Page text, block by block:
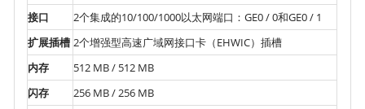
接口
2个集成的10/100/1000以太网端口：GE0 / 0和GE0 / 1
扩展插槽 2个增强型高速广域网接口卡（EHWIC）插槽
内存
512 MB / 512 MB
闪存
256 MB / 256 MB